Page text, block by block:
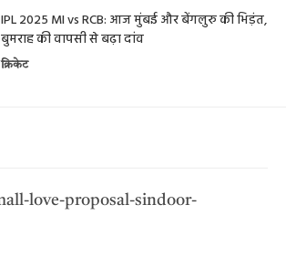
IPL 2025 MI vs RCB: आज मुंबई और बेंगलुरु की भिड़ंत,
बुमराह की वापसी से बढ़ा दांव
क्रिकेट